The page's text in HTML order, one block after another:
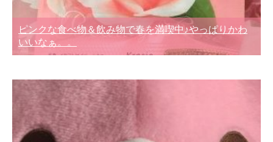
ピンクな食べ物＆飲み物で春を満喫中♪やっぱりかわ
いいなぁ。。